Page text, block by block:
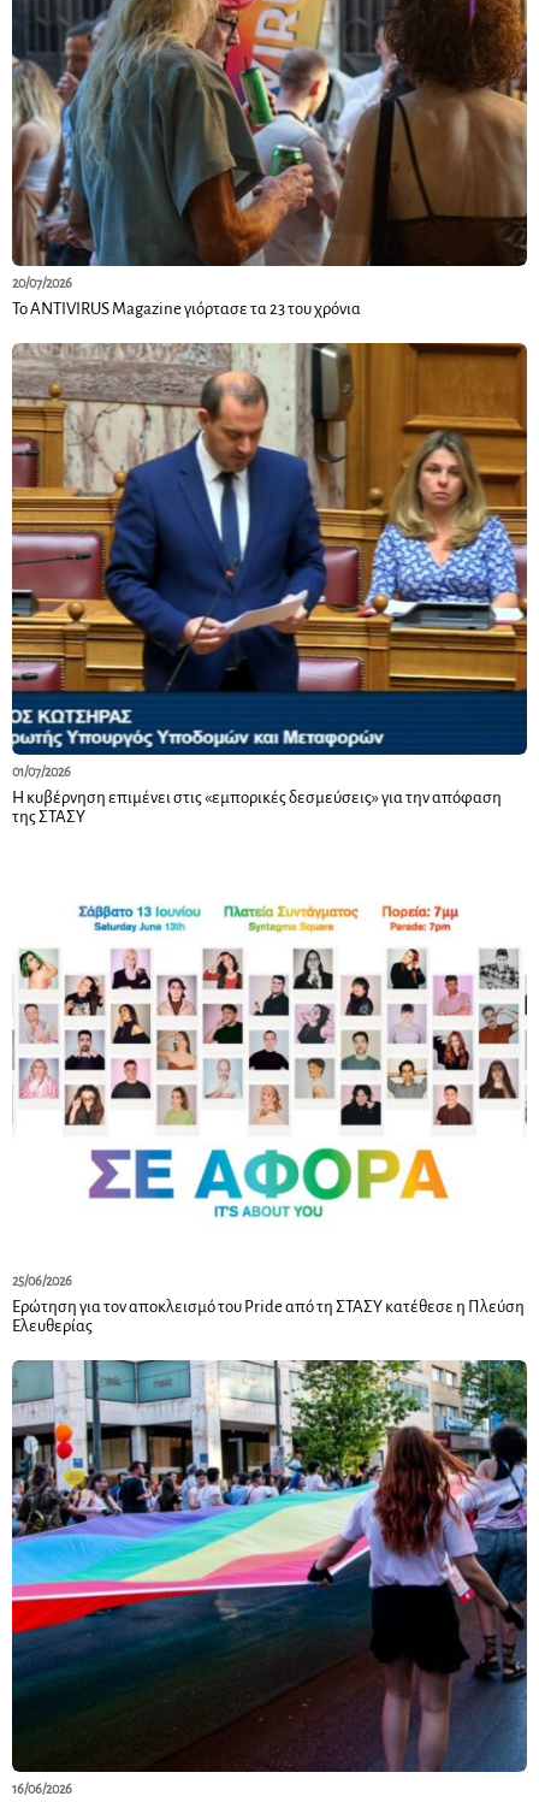
20/07/2026
Το ANTIVIRUS Magazine γιόρτασε τα 23 του χρόνια
01/07/2026
Η κυβέρνηση επιμένει στις «εμπορικές δεσμεύσεις» για την απόφαση
της ΣΤΑΣΥ
25/06/2026
Ερώτηση για τον αποκλεισμό του Pride από τη ΣΤΑΣΥ κατέθεσε η Πλεύση
Ελευθερίας
16/06/2026